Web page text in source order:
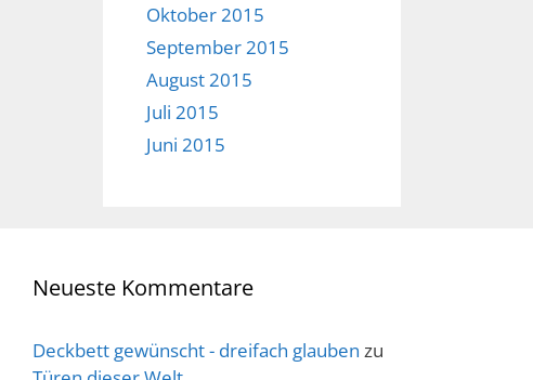
Oktober 2015
September 2015
August 2015
Juli 2015
Juni 2015
Neueste Kommentare
Deckbett gewünscht - dreifach glauben zu